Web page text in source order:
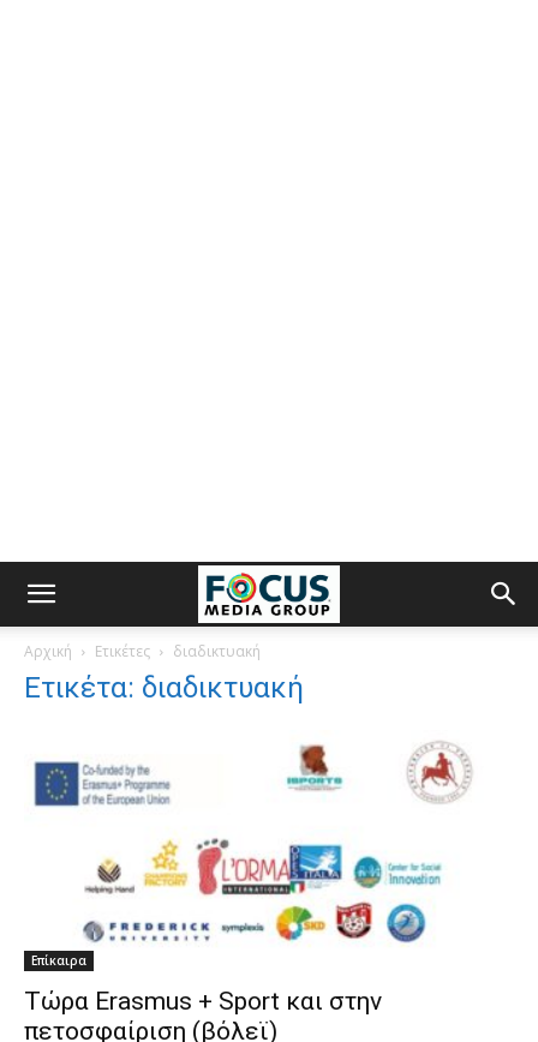
Αρχική Ετικέτες διαδικτυακή
Ετικέτα: διαδικτυακή
Επίκαιρα
Τώρα Erasmus + Sport και στην
πετοσφαίριση (βόλεϊ)